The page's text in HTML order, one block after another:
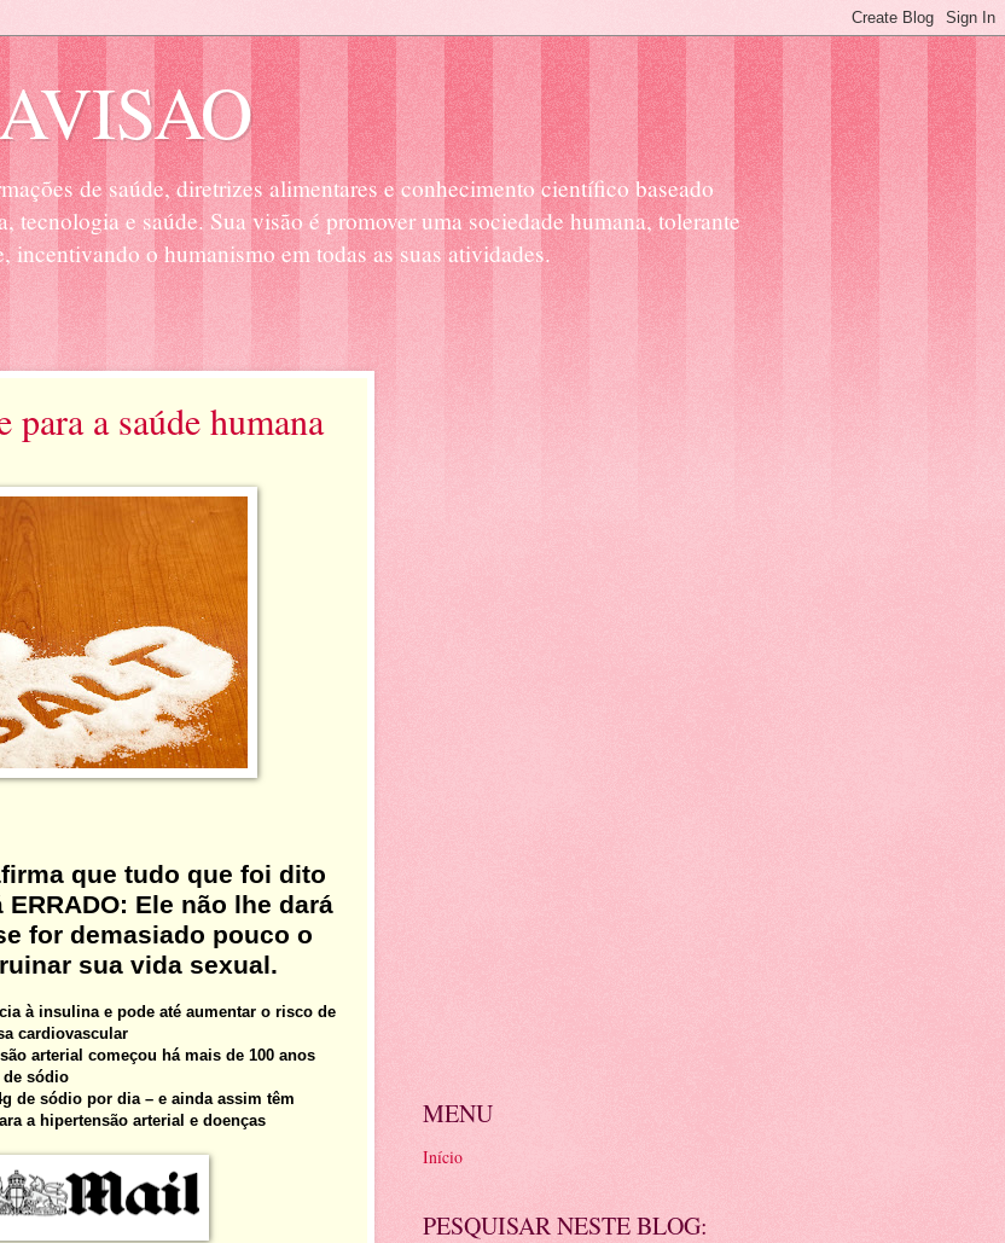
de saúde, diretrizes alimentares e conhecimento científico baseado
tecnologia e saúde. Sua visão é promover uma sociedade humana, tolerante
incentivando o humanismo em todas as suas atividades.
a saúde humana
que tudo que foi dito
Ele não lhe dará
for demasiado pouco o
sua vida sexual.
à insulina e pode até aumentar o risco de
cardiovascular
arterial começou há mais de 100 anos
de sódio
de sódio por dia – e ainda assim têm
a hipertensão arterial e doenças
MENU
Início
PESQUISAR NESTE BLOG: